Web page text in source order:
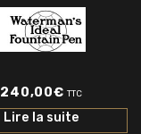
240,00€ TTC
Lire la suite